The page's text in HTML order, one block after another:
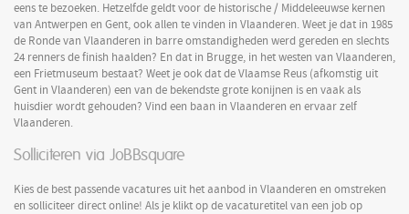
eens te bezoeken. Hetzelfde geldt voor de historische / Middeleeuwse kernen
van Antwerpen en Gent, ook allen te vinden in Vlaanderen. Weet je dat in 1985
de Ronde van Vlaanderen in barre omstandigheden werd gereden en slechts
24 renners de finish haalden? En dat in Brugge, in het westen van Vlaanderen,
een Frietmuseum bestaat? Weet je ook dat de Vlaamse Reus (afkomstig uit
Gent in Vlaanderen) een van de bekendste grote konijnen is en vaak als
huisdier wordt gehouden? Vind een baan in Vlaanderen en ervaar zelf
Vlaanderen.
Solliciteren via JoBBsquare
Kies de best passende vacatures uit het aanbod in Vlaanderen en omstreken
en solliciteer direct online! Als je klikt op de vacaturetitel van een job op